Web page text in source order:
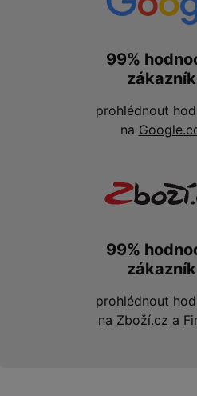
99%
prohlédnout
na
99%
prohlédnout
na Zboží.cz a